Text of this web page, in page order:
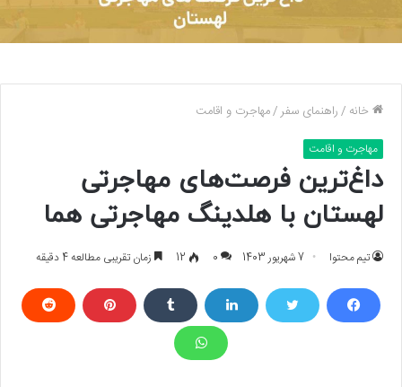
خانه /راهنمای سفر/مهاجرت و اقامت
مهاجرت و اقامت
داغ‌ترین فرصت‌های مهاجرتی
لهستان با هلدینگ مهاجرتی هما
تیم محتوا 7 شهریور 1403 0
12 زمان تقریبی مطالعه 4 دقیقه